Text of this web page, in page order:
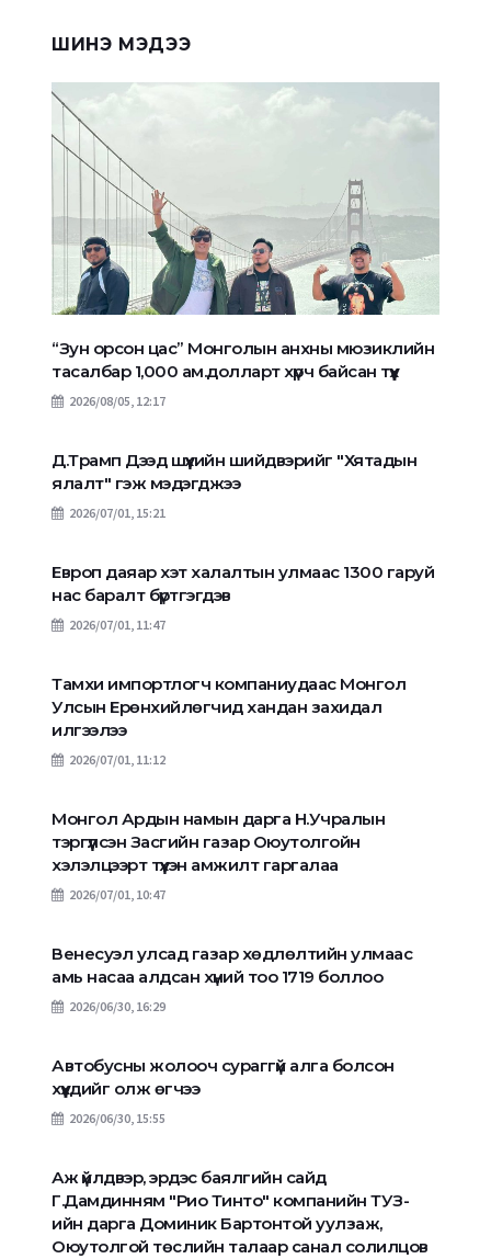
ШИНЭ МЭДЭЭ
“Зун орсон цас” Монголын анхны мюзиклийн
тасалбар 1,000 ам.долларт хүрч байсан түүх
2026/08/05, 12:17
Д.Трамп Дээд шүүхийн шийдвэрийг "Хятадын
ялалт" гэж мэдэгджээ
2026/07/01, 15:21
Европ даяар хэт халалтын улмаас 1300 гаруй
нас баралт бүртгэгдэв
2026/07/01, 11:47
Тамхи импортлогч компаниудаас Монгол
Улсын Ерөнхийлөгчид хандан захидал
илгээлээ
2026/07/01, 11:12
Монгол Ардын намын дарга Н.Учралын
тэргүүлсэн Засгийн газар Оюутолгойн
хэлэлцээрт түүхэн амжилт гаргалаа
2026/07/01, 10:47
Венесуэл улсад газар хөдлөлтийн улмаас
амь насаа алдсан хүний тоо 1719 боллоо
2026/06/30, 16:29
Автобусны жолооч сураггүй алга болсон
хүүхдийг олж өгчээ
2026/06/30, 15:55
Аж үйлдвэр, эрдэс баялгийн сайд
Г.Дамдинням "Рио Тинто" компанийн ТУЗ-
ийн дарга Доминик Бартонтой уулзаж,
Оюутолгой төслийн талаар санал солилцов